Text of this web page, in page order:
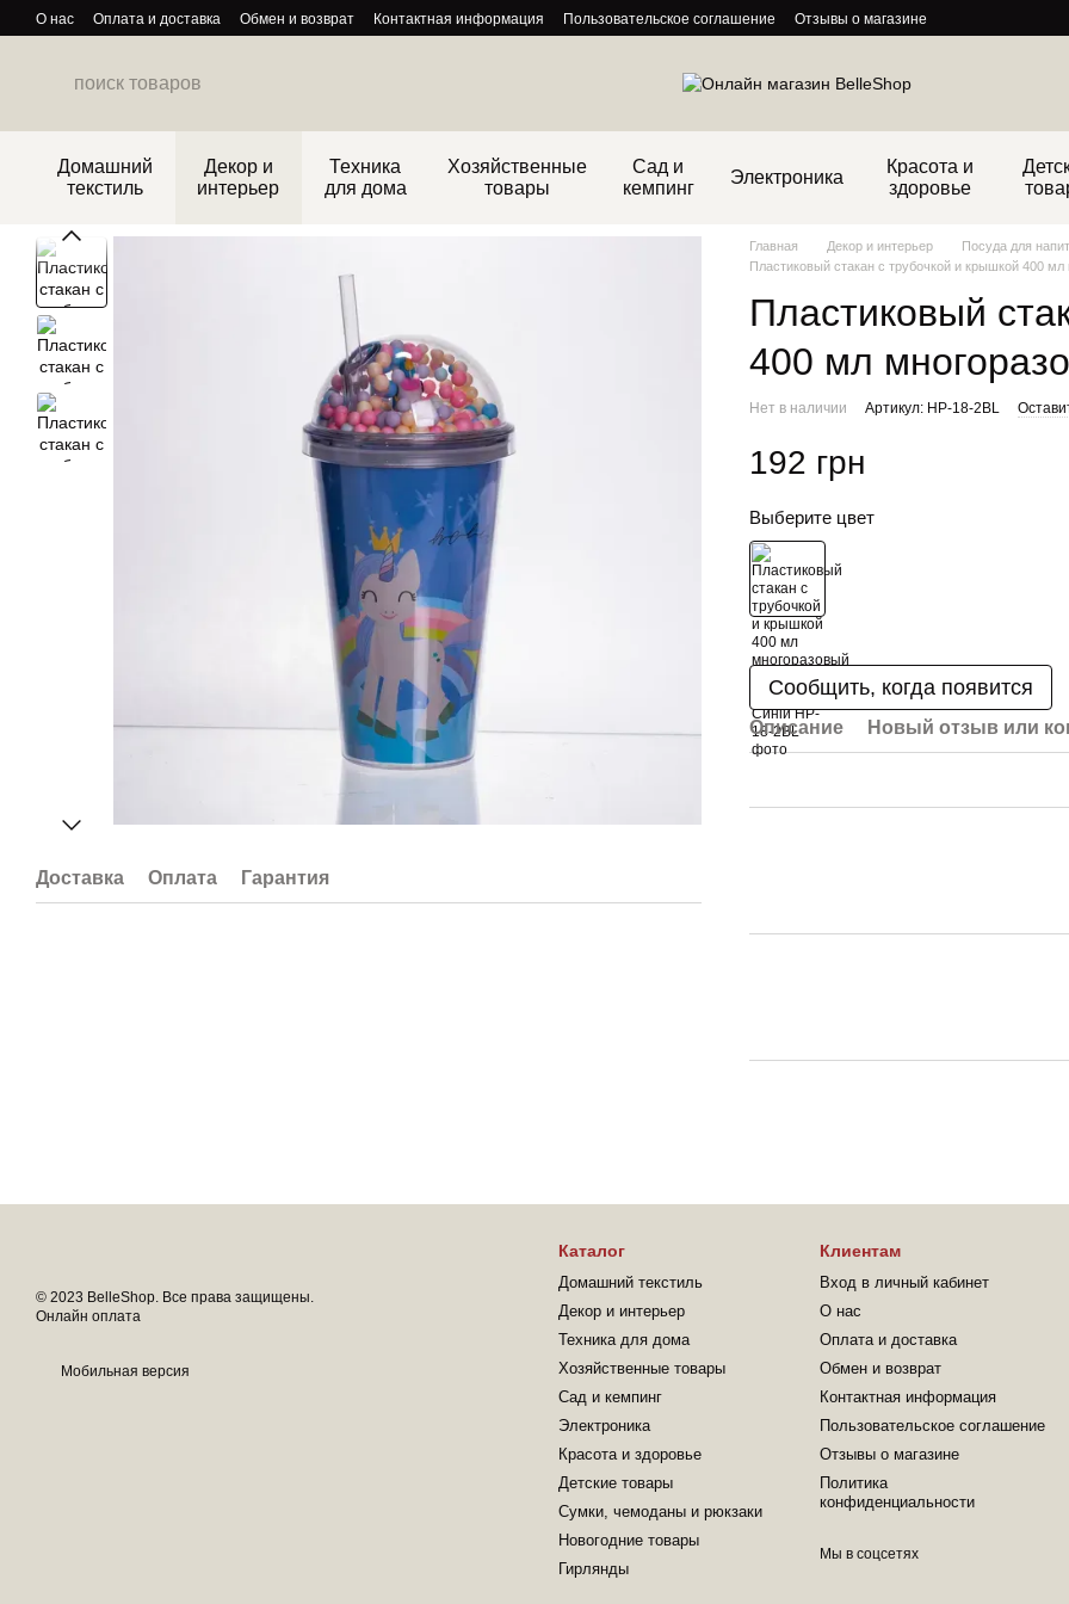
Перейти к основному контенту
О нас Оплата и доставка Обмен и возврат Контактная информация Пользовательское соглашение
Отзывы о магазине
Домашний
текстиль
Декор и
интерьер
Техника
для дома
Хозяйственные
товары
Сад и
кемпинг
Электроника
Красота и
здоровье
Доставка Оплата Гарантия
Главная Декор и интерьер Посуда для
Пластиковый стакан с трубочкой и крышкой 400
Пластиковый
400 мл
Нет в наличии Артикул: HP-18-2BL
192 грн
Выберите цвет
Сообщить, когда появится
Описание Новый отзыв или
© 2023 BelleShop. Все права защищены.
Онлайн оплата
Мобильная версия
Каталог
Домашний текстиль
Декор и интерьер
Техника для дома
Хозяйственные товары
Сад и кемпинг
Электроника
Красота и здоровье
Детские товары
Сумки, чемоданы и рюкзаки
Новогодние товары
Гирлянды
Клиентам
Вход в личный кабинет
О нас
Оплата и доставка
Обмен и возврат
Контактная информация
Пользовательское соглашение
Отзывы о магазине
Политика
конфиденциальности
Мы в соцсетях